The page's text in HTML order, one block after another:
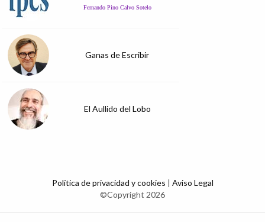
Fernando Pino Calvo Sotelo
Ganas de Escribir
El Aullido del Lobo
Política de privacidad y cookies | Aviso Legal
©Copyright 2026